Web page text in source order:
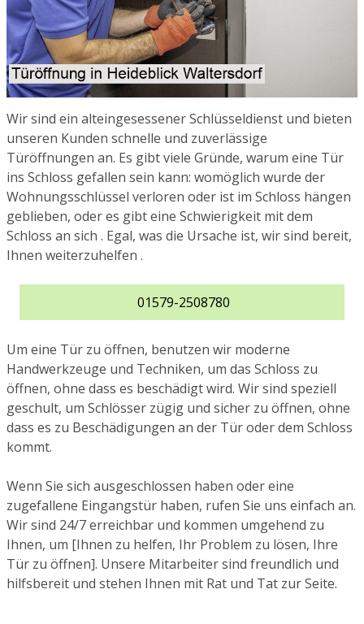
Wir sind ein alteingesessener Schlüsseldienst und bieten
unseren Kunden schnelle und zuverlässige
Türöffnungen an. Es gibt viele Gründe, warum eine Tür
ins Schloss gefallen sein kann: womöglich wurde der
Wohnungsschlüssel verloren oder ist im Schloss hängen
geblieben, oder es gibt eine Schwierigkeit mit dem
Schloss an sich . Egal, was die Ursache ist, wir sind bereit,
Ihnen weiterzuhelfen .
01579-2508780
Um eine Tür zu öffnen, benutzen wir moderne
Handwerkzeuge und Techniken, um das Schloss zu
öffnen, ohne dass es beschädigt wird. Wir sind speziell
geschult, um Schlösser zügig und sicher zu öffnen, ohne
dass es zu Beschädigungen an der Tür oder dem Schloss
kommt.
Wenn Sie sich ausgeschlossen haben oder eine
zugefallene Eingangstür haben, rufen Sie uns einfach an.
Wir sind 24/7 erreichbar und kommen umgehend zu
Ihnen, um [Ihnen zu helfen, Ihr Problem zu lösen, Ihre
Tür zu öffnen]. Unsere Mitarbeiter sind freundlich und
hilfsbereit und stehen Ihnen mit Rat und Tat zur Seite.